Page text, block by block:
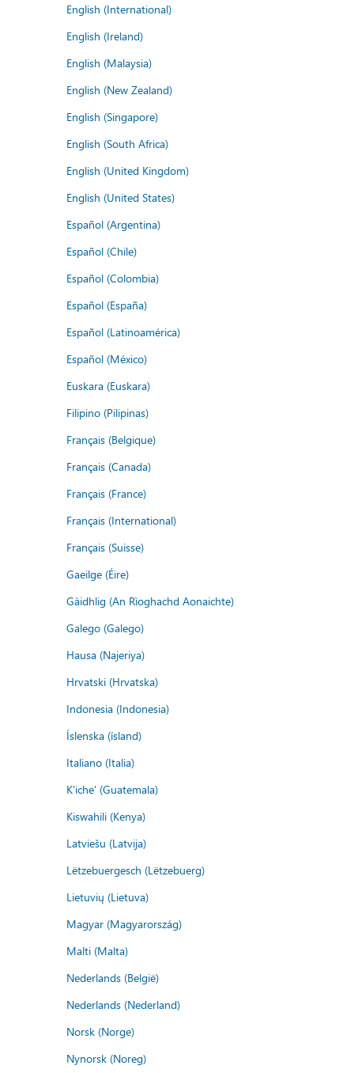
English (International)
English (Ireland)
English (Malaysia)
English (New Zealand)
English (Singapore)
English (South Africa)
English (United Kingdom)
English (United States)
Español (Argentina)
Español (Chile)
Español (Colombia)
Español (España)
Español (Latinoamérica)
Español (México)
Euskara (Euskara)
Filipino (Pilipinas)
Français (Belgique)
Français (Canada)
Français (France)
Français (International)
Français (Suisse)
Gaeilge (Éire)
Gàidhlig (An Rìoghachd Aonaichte)
Galego (Galego)
Hausa (Najeriya)
Hrvatski (Hrvatska)
Indonesia (Indonesia)
Íslenska (ísland)
Italiano (Italia)
K'iche' (Guatemala)
Kiswahili (Kenya)
Latviešu (Latvija)
Lëtzebuergesch (Lëtzebuerg)
Lietuvių (Lietuva)
Magyar (Magyarország)
Malti (Malta)
Nederlands (België)
Nederlands (Nederland)
Norsk (Norge)
Nynorsk (Noreg)